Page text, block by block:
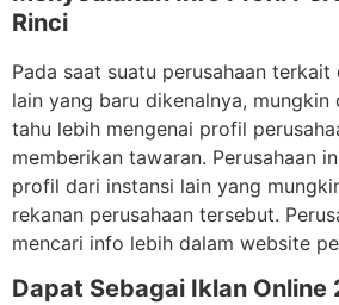
Rinci
Pada saat suatu perusahaan terkait
lain yang baru dikenalnya, mungkin
tahu lebih mengenai profil
memberikan tawaran. Perusahaan
profil dari instansi lain yang
rekanan perusahaan tersebut.
mencari info lebih dalam website
Dapat Sebagai Iklan Online